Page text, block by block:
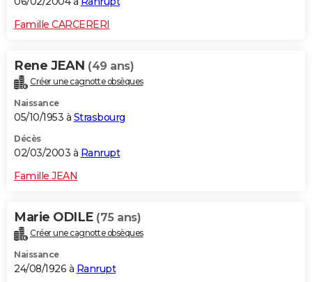
Famille CARCERERI
Rene JEAN (49 ans)
Créer une cagnotte obsèques
Naissance
05/10/1953 à Strasbourg
Décès
02/03/2003 à Ranrupt
Famille JEAN
Marie ODILE (75 ans)
Créer une cagnotte obsèques
Naissance
24/08/1926 à Ranrupt